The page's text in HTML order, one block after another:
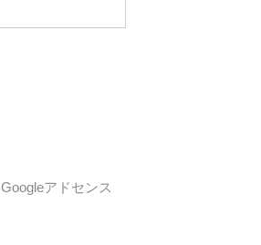
Googleアドセンス